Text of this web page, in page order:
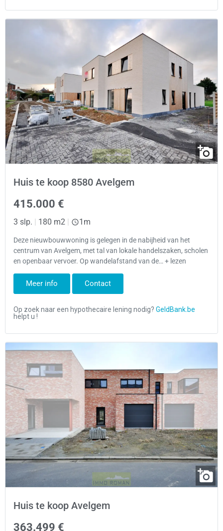
Huis te koop 8580 Avelgem
415.000 €
3 slp. | 180 m2 | 1m
Deze nieuwbouwwoning is gelegen in de nabijheid van het
centrum van Avelgem, met tal van lokale handelszaken, scholen
en openbaar vervoer. Op wandelafstand van de… + lezen
Meer info Contact
Huis te koop Avelgem
363.499 €